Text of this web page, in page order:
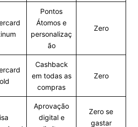
Pontos
Átomos e
personalizaç
ão
Zero
Cashback
em todas as
compras
Zero
Aprovação
digital e
Zero se
gastar